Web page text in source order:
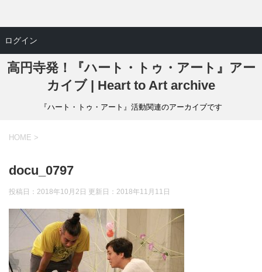
高円寺発！『ハート・トゥ・アート』アー
カイブ | Heart to Art archive
『ハート・トゥ・アート』活動関連のアーカイブです
HOME >
docu_0797
投稿日：2018年10月2日 更新日： 2018年11月11日
ログイン